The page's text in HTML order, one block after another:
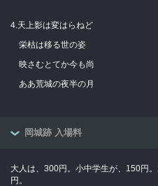
4.天上影は変はらねど
栄枯は移る世の姿
映さむとてか今も尚
ああ荒城の夜半の月
岡城跡 入場料
大人は、300円。小中学生が、150円
円。